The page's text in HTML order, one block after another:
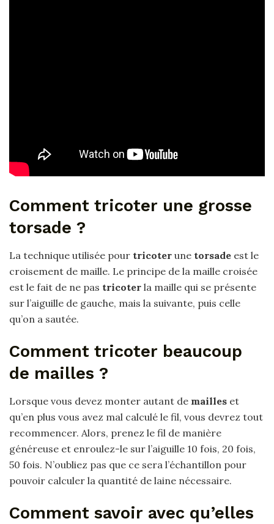
Comment tricoter une grosse
torsade ?
La technique utilisée pour tricoter une torsade est le
croisement de maille. Le principe de la maille croisée
est le fait de ne pas tricoter la maille qui se présente
sur l’aiguille de gauche, mais la suivante, puis celle
qu’on a sautée.
Comment tricoter beaucoup
de mailles ?
Lorsque vous devez monter autant de mailles et
qu’en plus vous avez mal calculé le fil, vous devrez tout
recommencer. Alors, prenez le fil de manière
généreuse et enroulez-le sur l’aiguille 10 fois, 20 fois,
50 fois. N’oubliez pas que ce sera l’échantillon pour
pouvoir calculer la quantité de laine nécessaire.
Comment savoir avec qu’elles